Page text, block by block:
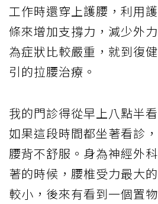
工作時還穿上護腰，利用
條來增加支撐力，減少外
為症狀比較嚴重，就到復
引的拉腰治療。
我的門診得從早上八點半
如果這段時間都坐著看診
腰背不舒服。身為神經外
著的時候，腰椎受力最大
較小，後來有看到一個置